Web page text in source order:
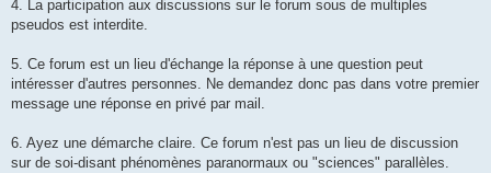
4. La participation aux discussions sur le forum sous de multiples
pseudos est interdite.
5. Ce forum est un lieu d'échange la réponse à une question peut
intéresser d'autres personnes. Ne demandez donc pas dans votre premier
message une réponse en privé par mail.
6. Ayez une démarche claire. Ce forum n'est pas un lieu de discussion
sur de soi-disant phénomènes paranormaux ou "sciences" parallèles.